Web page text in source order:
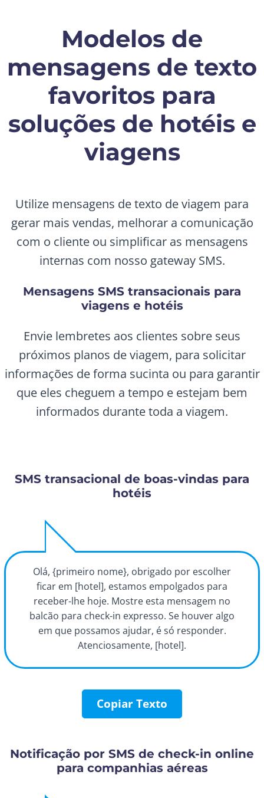
Modelos de
mensagens de texto
favoritos para
soluções de hotéis e
viagens
Utilize mensagens de texto de viagem para
gerar mais vendas, melhorar a comunicação
com o cliente ou simplificar as mensagens
internas com nosso gateway SMS.
Mensagens SMS transacionais para
viagens e hotéis
Envie lembretes aos clientes sobre seus
próximos planos de viagem, para solicitar
informações de forma sucinta ou para garantir
que eles cheguem a tempo e estejam bem
informados durante toda a viagem.
SMS transacional de boas-vindas para
hotéis
Olá, {primeiro nome}, obrigado por escolher
ficar em [hotel], estamos empolgados para
receber-lhe hoje. Mostre esta mensagem no
balcão para check-in expresso. Se houver algo
em que possamos ajudar, é só responder.
Atenciosamente, [hotel].
Copiar Texto
Notificação por SMS de check-in online
para companhias aéreas